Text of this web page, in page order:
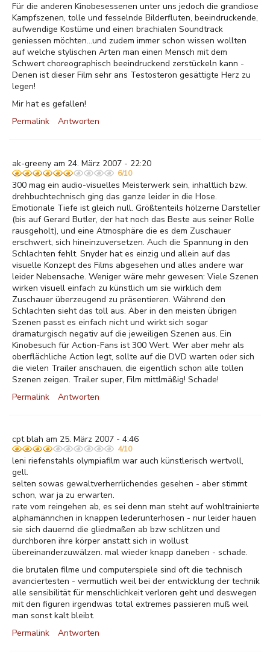
Für die anderen Kinobesessenen unter uns jedoch die grandiose
Kampfszenen, tolle und fesselnde Bilderfluten, beeindruckende,
aufwendige Kostüme und einen brachialen Soundtrack
geniessen möchten...und zudem immer schon wissen wollten
auf welche stylischen Arten man einen Mensch mit dem
Schwert choreographisch beeindruckend zerstückeln kann -
Denen ist dieser Film sehr ans Testosteron gesättigte Herz zu
legen!
Mir hat es gefallen!
Permalink
Antworten
ak-greeny am 24. März 2007 - 22:20
6/10
300 mag ein audio-visuelles Meisterwerk sein, inhaltlich bzw.
drehbuchtechnisch ging das ganze leider in die Hose.
Emotionale Tiefe ist gleich null. Größtenteils hölzerne Darsteller
(bis auf Gerard Butler, der hat noch das Beste aus seiner Rolle
rausgeholt), und eine Atmosphäre die es dem Zuschauer
erschwert, sich hineinzuversetzen. Auch die Spannung in den
Schlachten fehlt. Snyder hat es einzig und allein auf das
visuelle Konzept des Films abgesehen und alles andere war
leider Nebensache. Weniger wäre mehr gewesen: Viele Szenen
wirken visuell einfach zu künstlich um sie wirklich dem
Zuschauer überzeugend zu präsentieren. Während den
Schlachten sieht das toll aus. Aber in den meisten übrigen
Szenen passt es einfach nicht und wirkt sich sogar
dramaturgisch negativ auf die jeweiligen Szenen aus. Ein
Kinobesuch für Action-Fans ist 300 Wert. Wer aber mehr als
oberflächliche Action legt, sollte auf die DVD warten oder sich
die vielen Trailer anschauen, die eigentlich schon alle tollen
Szenen zeigen. Trailer super, Film mittlmäßig! Schade!
Permalink
Antworten
cpt blah am 25. März 2007 - 4:46
4/10
leni riefenstahls olympiafilm war auch künstlerisch wertvoll,
gell.
selten sowas gewaltverherrlichendes gesehen - aber stimmt
schon, war ja zu erwarten.
rate vom reingehen ab, es sei denn man steht auf wohltrainierte
alphamännchen in knappen lederunterhosen - nur leider hauen
sie sich dauernd die gliedmaßen ab bzw schlitzen und
durchboren ihre körper anstatt sich in wollust
übereinanderzuwälzen. mal wieder knapp daneben - schade.
die brutalen filme und computerspiele sind oft die technisch
avanciertesten - vermutlich weil bei der entwicklung der technik
alle sensibilität für menschlichkeit verloren geht und deswegen
mit den figuren irgendwas total extremes passieren muß weil
man sonst kalt bleibt.
Permalink
Antworten